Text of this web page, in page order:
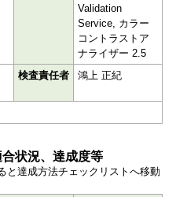
Validation
Service, カラー
コントラストア
ナライザー 2.5
検査責任者 鴻上 正紀
状況、達成度等
と達成方法チェックリストへ移動